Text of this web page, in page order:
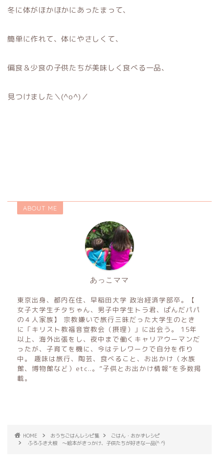
冬に体がほかほかにあったまって、
簡単に作れて、体にやさしくて、
偏食＆少食の子供たちが美味しく食べる一品、
見つけました＼(^o^)／
ABOUT ME
あっこママ
東京出身、都内在住、早稲田大学 政治経済学部卒。【
女子大学生チタちゃん、男子中学生トラ君、ぱんだパパ
の４人家族】 宗教嫌いで旅行三昧だった大学生のとき
に「キリスト教福音宣教会（摂理）」に出会う。 15年
以上、海外出張をし、夜中まで働くキャリアウーマンだ
ったが、子育てを機に、今はテレワークで自分を作り
中。 趣味は旅行、陶芸、食べること、お出かけ（水族
館、博物館など）etc..。”子供とお出かけ情報”を多数掲
載。
HOME おうちごはんレシピ集
ごはん・おかずレシピ
ふろふき大根 〜絵本がきっかけ、子供たちが好きな一品(^ ^)